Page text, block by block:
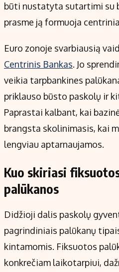
būti nustatyta sutartimi su
prasme ją formuoja
Euro zonoje svarbiausią
Centrinis Bankas. Jo
veikia tarpbankines
priklauso būsto paskolų ir
Paprastai kalbant, kai
brangsta skolinimasis, kai
lengviau aptarnaujamos.
Kuo skiriasi
palūkanos
Didžioji dalis paskolų
pagrindiniais palūkanų
kintamomis. Fiksuotos
konkrečiam laikotarpiui,